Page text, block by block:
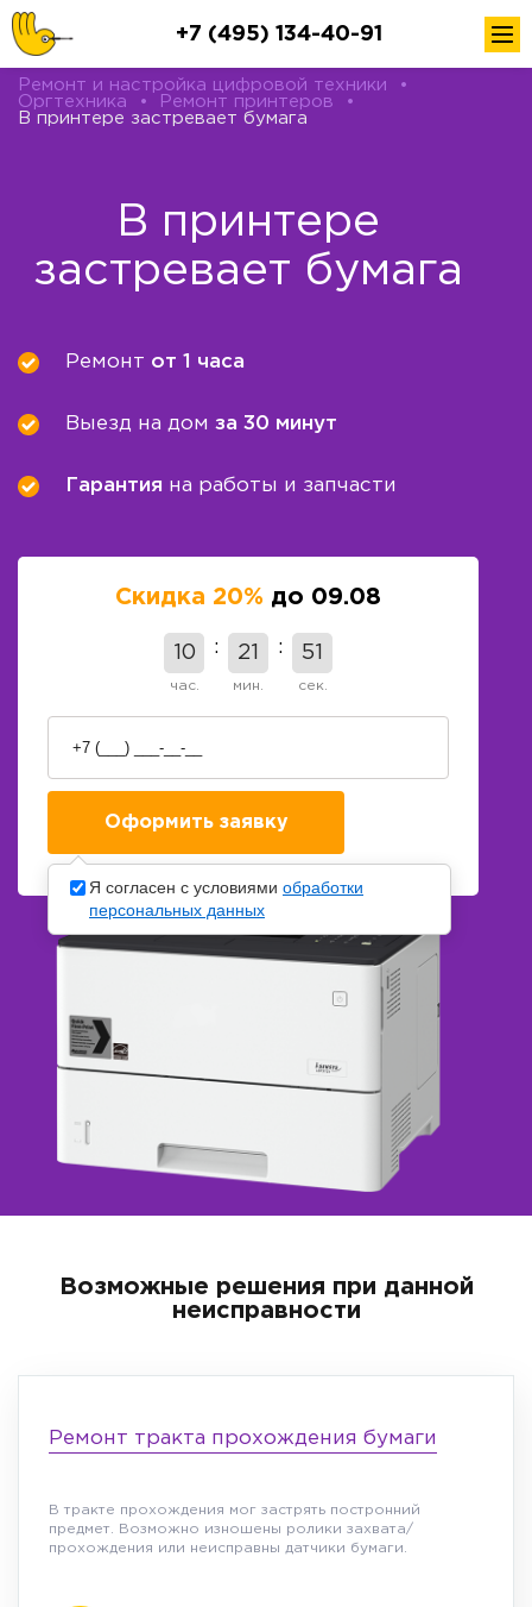
+7 (495) 134-40-91
Ремонт и настройка цифровой техники
•
Оргтехника
• Ремонт принтеров
•
В принтере застревает бумага
В принтере
застревает бумага
Ремонт от 1 часа
Выезд на дом за 30 минут
Гарантия на работы и запчасти
Скидка 20% до 09.08
10
час.
21
мин.
50
сек.
Возможные решения при данной
неисправности
Ремонт тракта прохождения бумаги
В тракте прохождения мог застрять постронний
предмет. Возможно изношены ролики захвата/
прохождения или неисправны датчики бумаги.
Я согласен с условиями обработки
персональных данных